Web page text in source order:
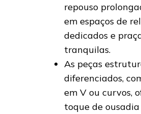
repouso
em espaços de
dedicados e
tranquilas.
As peças
diferenciados,
em V ou curvos,
toque de